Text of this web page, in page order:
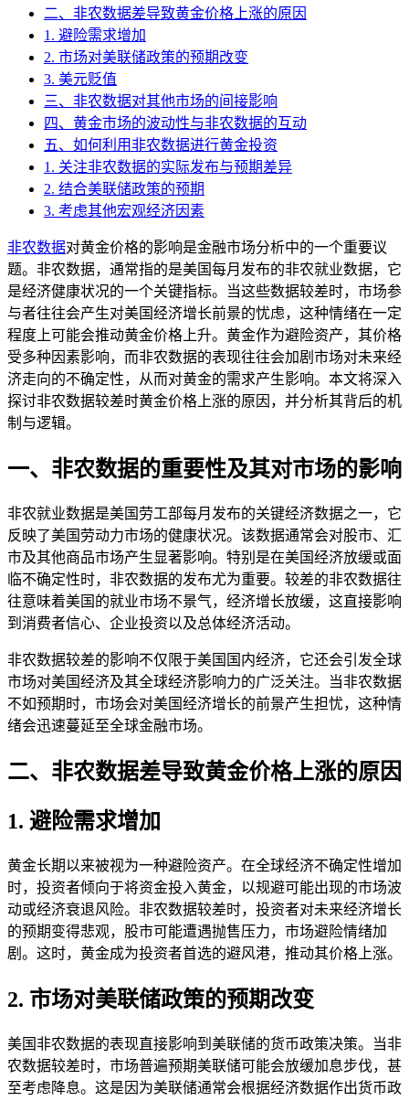
二、非农数据差导致黄金价格上涨的原因
1. 避险需求增加
2. 市场对美联储政策的预期改变
3. 美元贬值
三、非农数据对其他市场的间接影响
四、黄金市场的波动性与非农数据的互动
五、如何利用非农数据进行黄金投资
1. 关注非农数据的实际发布与预期差异
2. 结合美联储政策的预期
3. 考虑其他宏观经济因素
非农数据对黄金价格的影响是金融市场分析中的一个重要议
题。非农数据，通常指的是美国每月发布的非农就业数据，它
是经济健康状况的一个关键指标。当这些数据较差时，市场参
与者往往会产生对美国经济增长前景的忧虑，这种情绪在一定
程度上可能会推动黄金价格上升。黄金作为避险资产，其价格
受多种因素影响，而非农数据的表现往往会加剧市场对未来经
济走向的不确定性，从而对黄金的需求产生影响。本文将深入
探讨非农数据较差时黄金价格上涨的原因，并分析其背后的机
制与逻辑。
一、非农数据的重要性及其对市场的影响
非农就业数据是美国劳工部每月发布的关键经济数据之一，它
反映了美国劳动力市场的健康状况。该数据通常会对股市、汇
市及其他商品市场产生显著影响。特别是在美国经济放缓或面
临不确定性时，非农数据的发布尤为重要。较差的非农数据往
往意味着美国的就业市场不景气，经济增长放缓，这直接影响
到消费者信心、企业投资以及总体经济活动。
非农数据较差的影响不仅限于美国国内经济，它还会引发全球
市场对美国经济及其全球经济影响力的广泛关注。当非农数据
不如预期时，市场会对美国经济增长的前景产生担忧，这种情
绪会迅速蔓延至全球金融市场。
二、非农数据差导致黄金价格上涨的原因
1. 避险需求增加
黄金长期以来被视为一种避险资产。在全球经济不确定性增加
时，投资者倾向于将资金投入黄金，以规避可能出现的市场波
动或经济衰退风险。非农数据较差时，投资者对未来经济增长
的预期变得悲观，股市可能遭遇抛售压力，市场避险情绪加
剧。这时，黄金成为投资者首选的避风港，推动其价格上涨。
2. 市场对美联储政策的预期改变
美国非农数据的表现直接影响到美联储的货币政策决策。当非
农数据较差时，市场普遍预期美联储可能会放缓加息步伐，甚
至考虑降息。这是因为美联储通常会根据经济数据作出货币政